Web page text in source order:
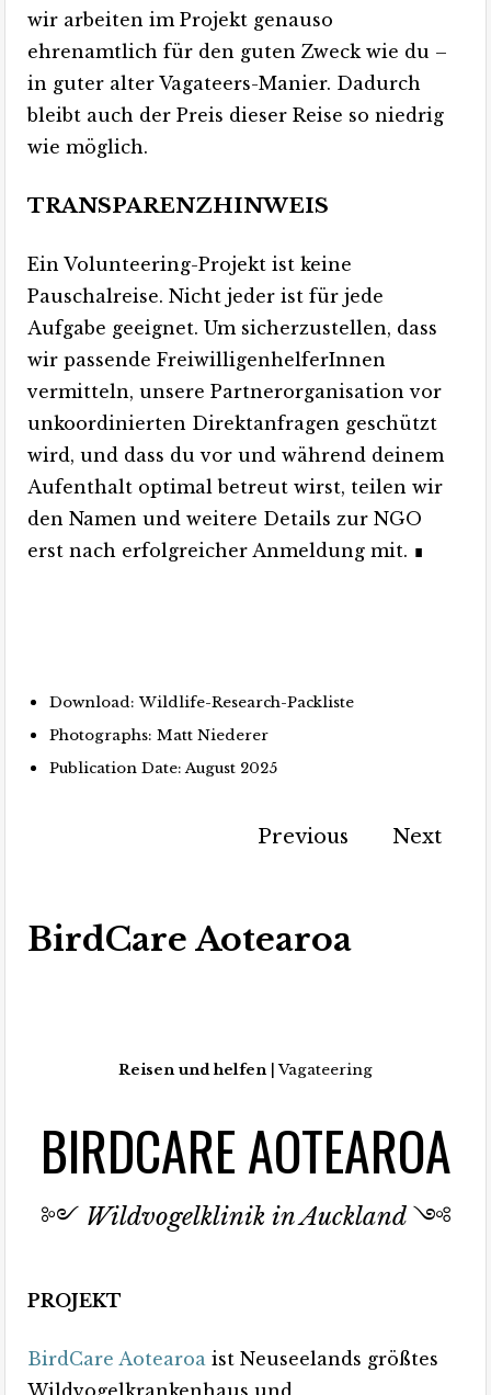
wir arbeiten im Projekt genauso
ehrenamtlich für den guten Zweck wie du –
in guter alter Vagateers-Manier. Dadurch
bleibt auch der Preis dieser Reise so niedrig
wie möglich.
TRANSPARENZHINWEIS
Ein Volunteering-Projekt ist keine
Pauschalreise. Nicht jeder ist für jede
Aufgabe geeignet. Um sicherzustellen, dass
wir passende FreiwilligenhelferInnen
vermitteln, unsere Partnerorganisation vor
unkoordinierten Direktanfragen geschützt
wird, und dass du vor und während deinem
Aufenthalt optimal betreut wirst, teilen wir
den Namen und weitere Details zur NGO
erst nach erfolgreicher Anmeldung mit. ∎
Download:Wildlife-Research-Packliste
Photographs: Matt Niederer
Publication Date: August 2025
Previous Next
BirdCare Aotearoa
Reisen und helfen | Vagateering
BIRDCARE AOTEAROA
༻ Wildvogelklinik in Auckland༺
PROJEKT
BirdCare Aotearoa ist Neuseelands größtes
Wildvogelkrankenhaus und